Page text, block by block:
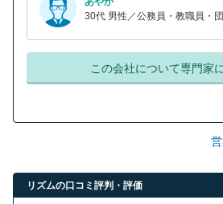
30代 男性／公務員・教職員・
この会社について専門家
リズムの口コミ評判・評価